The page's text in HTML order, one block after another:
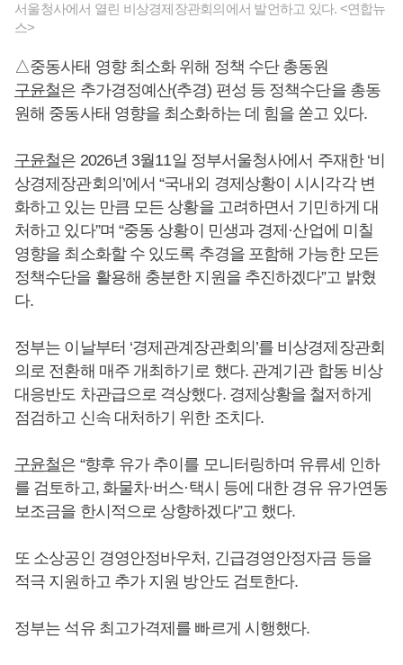
서울청사에서 열린 비상경제장관회의에서 발언하고 있다. <연합뉴
스>
△중동사태 영향 최소화 위해 정책 수단 총동원
구윤철은 추가경정예산(추경) 편성 등 정책수단을 총동
원해 중동사태 영향을 최소화하는 데 힘을 쏟고 있다.
구윤철은 2026년 3월11일 정부서울청사에서 주재한 ‘비
상경제장관회의’에서 “국내외 경제상황이 시시각각 변
화하고 있는 만큼 모든 상황을 고려하면서 기민하게 대
처하고 있다”며 “중동 상황이 민생과 경제·산업에 미칠
영향을 최소화할 수 있도록 추경을 포함해 가능한 모든
정책수단을 활용해 충분한 지원을 추진하겠다”고 밝혔
다.
정부는 이날부터 ‘경제관계장관회의’를 비상경제장관회
의로 전환해 매주 개최하기로 했다. 관계기관 합동 비상
대응반도 차관급으로 격상했다. 경제상황을 철저하게
점검하고 신속 대처하기 위한 조치다.
구윤철은 “향후 유가 추이를 모니터링하며 유류세 인하
를 검토하고, 화물차·버스·택시 등에 대한 경유 유가연동
보조금을 한시적으로 상향하겠다”고 했다.
또 소상공인 경영안정바우처, 긴급경영안정자금 등을
적극 지원하고 추가 지원 방안도 검토한다.
정부는 석유 최고가격제를 빠르게 시행했다.